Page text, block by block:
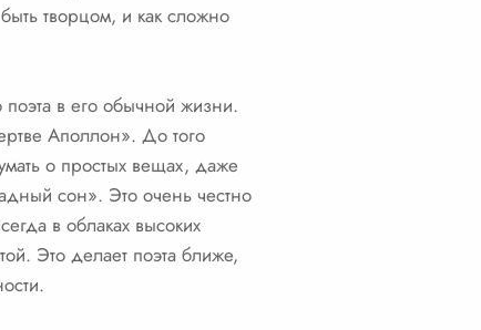
творцом, и как сложно
поэта в его обычной жизни.
Аполлон». До того
о простых вещах, даже
сон». Это очень честно
в облаках высоких
Это делает поэта ближе,